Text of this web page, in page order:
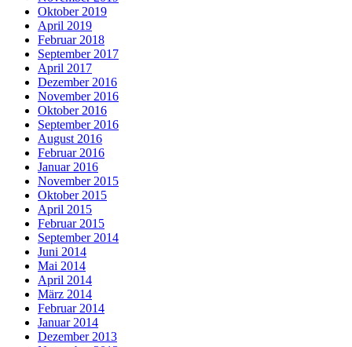
Oktober 2019
April 2019
Februar 2018
September 2017
April 2017
Dezember 2016
November 2016
Oktober 2016
September 2016
August 2016
Februar 2016
Januar 2016
November 2015
Oktober 2015
April 2015
Februar 2015
September 2014
Juni 2014
Mai 2014
April 2014
März 2014
Februar 2014
Januar 2014
Dezember 2013